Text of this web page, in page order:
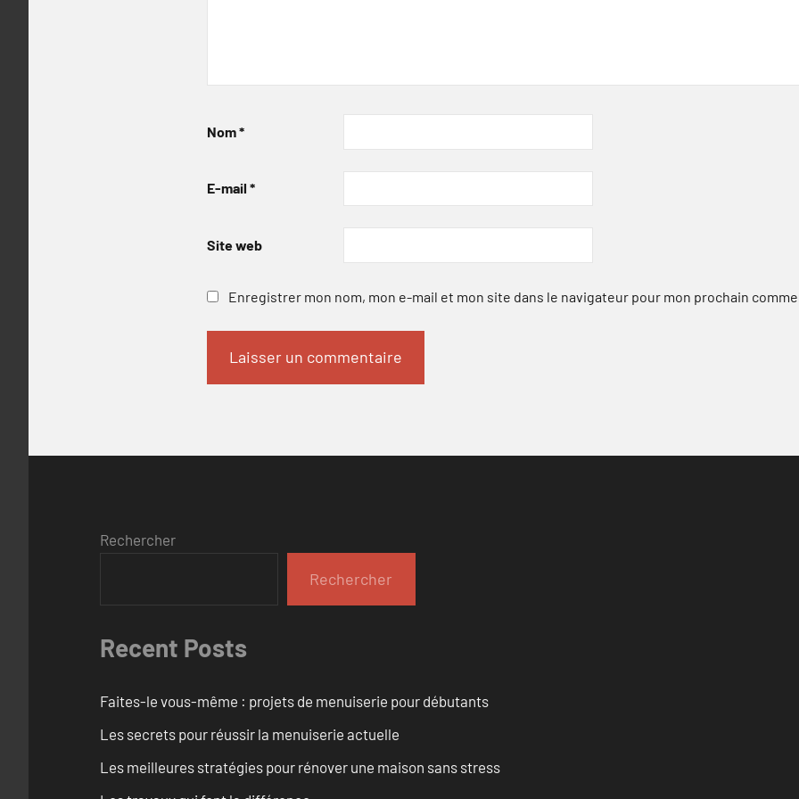
Nom*
E-mail *
Site web
Enregistrer mon nom, mon e-mail et mon site dans le navigateur pour mon prochain
Rechercher
Rechercher
Recent Posts
Faites-le vous-même : projets de menuiserie pour débutants
Les secrets pour réussir la menuiserie actuelle
Les meilleures stratégies pour rénover une maison sans stress